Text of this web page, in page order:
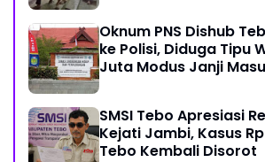
Oknum PNS Dishub
ke Polisi, Diduga Tipu
Juta Modus Janji
SMSI Tebo Apresiasi
Kejati Jambi, Kasus Rp
Tebo Kembali Disorot